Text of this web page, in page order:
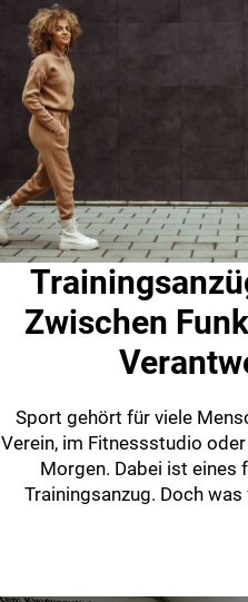
Zwischen
Sport gehört für viele
Verein, im Fitnessstudio
Morgen. Dabei ist eines
Trainingsanzug. Doch